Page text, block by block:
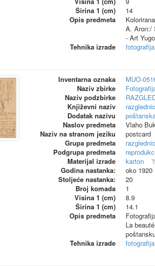
Širina 1 (cm)
14
Opis predmeta
A. Aron:/
- Art
Tehnika izrade
fotografija
Inventarna oznaka
MUO-
Naziv zbirke
Naziv podzbirke
Književni naziv
Dodatak nazivu
Naslov predmeta
Vlaho
Naziv na stranom jeziku
postcard
Grupa predmeta
Podgrupa predmeta
Materijal izrade
karton
Godina nastanka:
oko 1920
Stoljeće nastanka:
20
Broj komada
1
Visina 1 (cm)
8.9
Širina 1 (cm)
14.1
Opis predmeta
La
Tehnika izrade
fotografija